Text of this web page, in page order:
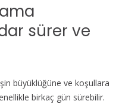
sürer ve
büyüklüğüne ve koşullara
birkaç gün sürebilir.